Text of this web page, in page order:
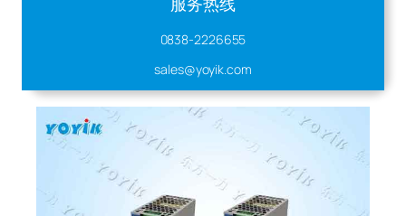
0838-2226655
sales@yoyik.com